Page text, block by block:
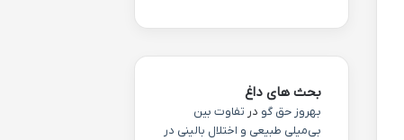
بحث های داغ
بهروز حق گو در تفاوت بین
بی‌میلی طبیعی و اختلال بالینی در